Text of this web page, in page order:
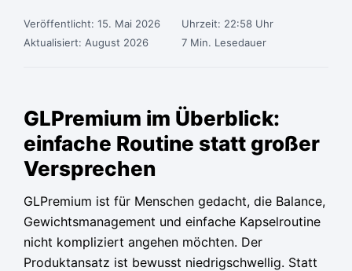
Veröffentlicht: 15. Mai 2026
Uhrzeit: 22:58 Uhr
Aktualisiert: August 2026
7 Min. Lesedauer
GLPremium im Überblick:
einfache Routine statt großer
Versprechen
GLPremium ist für Menschen gedacht, die Balance,
Gewichtsmanagement und einfache Kapselroutine
nicht kompliziert angehen möchten. Der
Produktansatz ist bewusst niedrigschwellig. Statt
Preis
war:
79,95 €
Preis
ist:
39,95 €.
Preis
war:
79,95 €
Preis
ist:
39,95 €.
Preis
war:
79,95 €
Preis
ist:
39,95 €.